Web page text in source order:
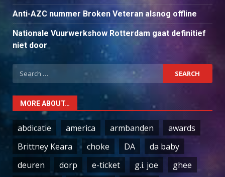
Anti-AZC nummer Broken Veteran alsnog offline
Nationale Vuurwerkshow Rotterdam gaat definitief
niet door
Search
for:
MORE ABOUT…
abdicatie america armbanden
awards
Brittney Keara
choke DA
da baby
deuren
dorp e-ticket g.i. joe
ghee